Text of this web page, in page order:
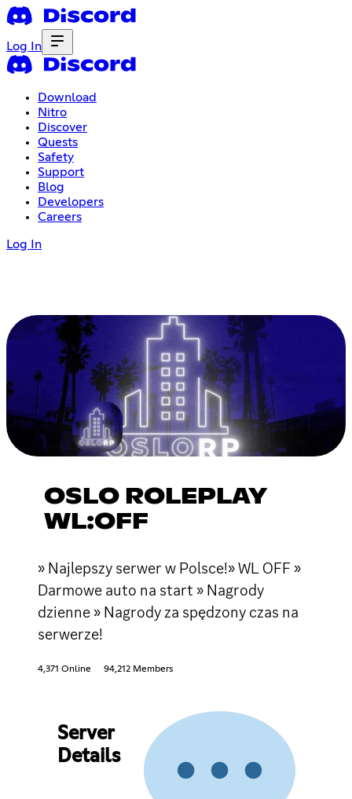
Log In
Download
Nitro
Discover
Quests
Safety
Support
Blog
Developers
Careers
Log In
OSLO ROLEPLAY
WL:OFF
» Najlepszy serwer w Polsce!» WL OFF »
Darmowe auto na start » Nagrody
dzienne » Nagrody za spędzony czas na
serwerze!
4,371 Online 94,212 Members
Server
Details